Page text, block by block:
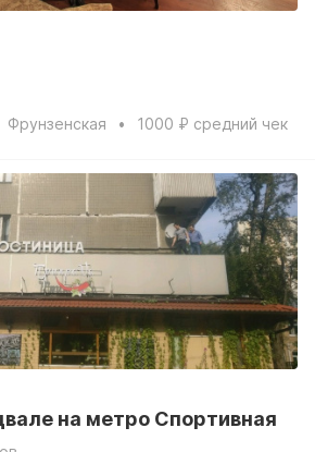
Фрунзенская 1000 ₽ средний чек
на метро Спортивная